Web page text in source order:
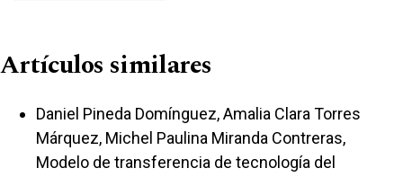
Artículos similares
Daniel Pineda Domínguez, Amalia Clara Torres
Márquez, Michel Paulina Miranda Contreras,
Modelo de transferencia de tecnología del